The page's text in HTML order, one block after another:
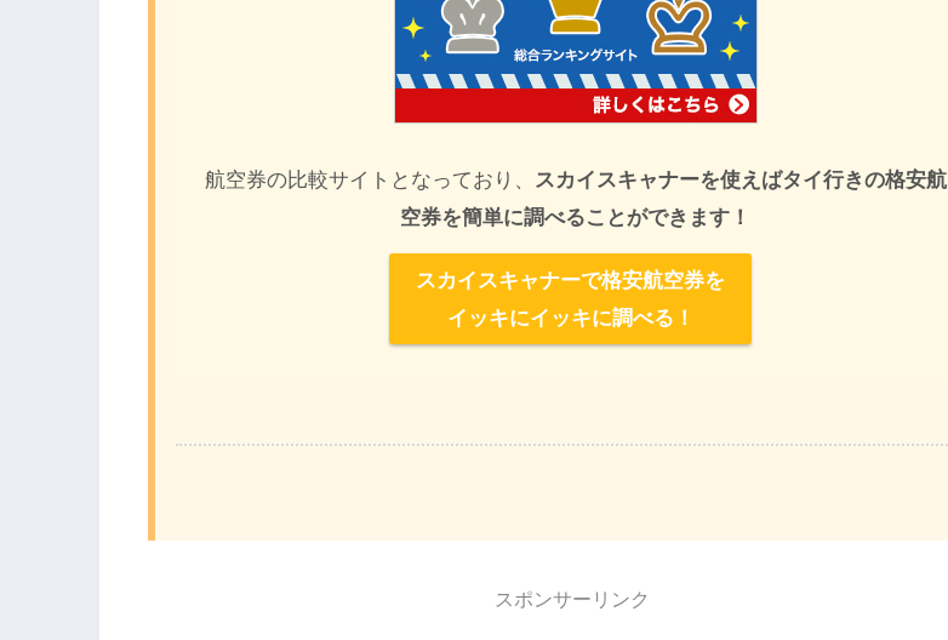
航空券の比較サイトとなっており、 スカイスキャナーを使えばタイ行きの格安航
空券を簡単に調べることができます！
スカイスキャナーで格安航空券を
イッキにイッキに調べる！
スポンサーリンク